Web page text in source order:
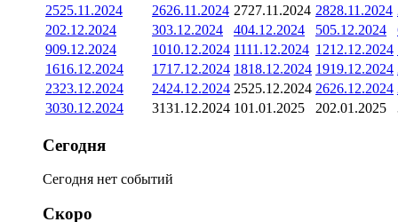
2525.11.2024 2626.11.2024 2727.11.2024 2828.11.2024
202.12.2024 303.12.2024 404.12.2024 505.12.2024
909.12.2024 1010.12.2024 1111.12.2024 1212.12.2024
1616.12.2024 1717.12.2024 1818.12.2024 1919.12.2024
2323.12.2024 2424.12.2024 2525.12.2024 2626.12.2024
3030.12.2024 3131.12.2024 101.01.2025 202.01.2025
Сегодня
Сегодня нет событий
Скоро